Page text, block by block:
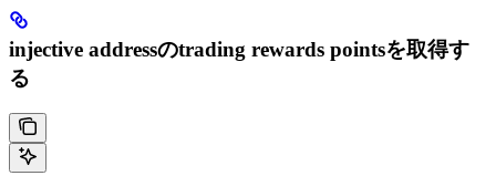
injective addressのtrading rewards pointsを取得す
る